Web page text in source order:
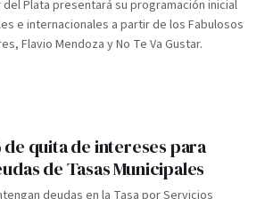
del Plata presentará su programación inicial
e internacionales a partir de los Fabulosos
Flavio Mendoza y No Te Va Gustar.
de quita de intereses para
de Tasas Municipales
deudas en la Tasa por Servicios